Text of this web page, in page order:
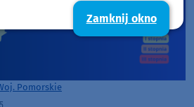
Pomorskie
Zamknij okno